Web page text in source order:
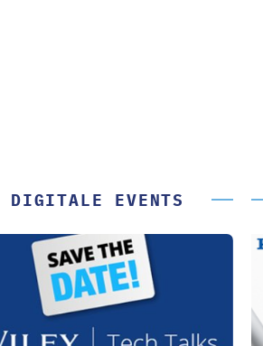
DIGITALE EVENTS